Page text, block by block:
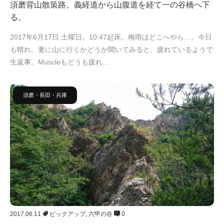
須磨背山散策路。義経道から山腹道を経て一の谷橋へ下
る。
2017年6月17日 土曜日。10:47起床。梅雨はどこへやら…。今日
も晴れ。妻に山に行くかどうか聞いてみると、疲れているようで
生返事。Muscleもどうも疲れ…
須磨・長田・兵庫
2017.06.11 ピックアップ, 六甲の谷 0